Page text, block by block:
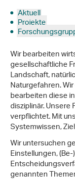
Aktuell
Projekte
Wir bearbeiten
gesellschaftliche
Landschaft,
Naturgefahren.
bearbeiten diese
disziplinär.
verpflichtet. Mit
Systemwissen,
Wir untersuchen
Einstellungen,
genannten